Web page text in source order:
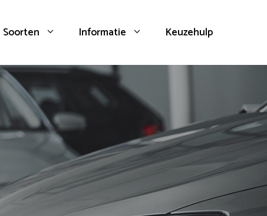
Soorten Informatie Keuzehulp